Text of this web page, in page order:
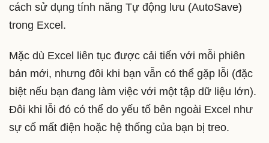
cách sử dụng tính năng Tự động lưu (AutoSave)
trong Excel.
Mặc dù Excel liên tục được cải tiến với mỗi phiên
bản mới, nhưng đôi khi bạn vẫn có thể gặp lỗi (đặc
biệt nếu bạn đang làm việc với một tập dữ liệu lớn).
Đôi khi lỗi đó có thể do yếu tố bên ngoài Excel như
sự cố mất điện hoặc hệ thống của bạn bị treo.